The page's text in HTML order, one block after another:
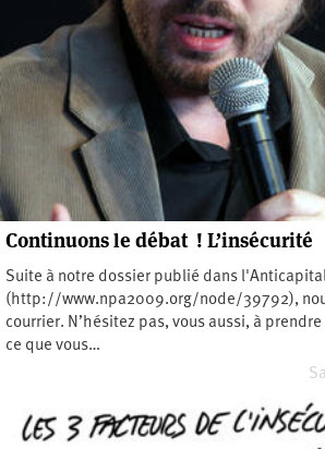
Continuons le débat ! L’insécurité
Suite à notre dossier publié dans
(http://www.npa2009.org/node/39792),
courrier. N’hésitez pas, vous aussi, à
ce que vous…